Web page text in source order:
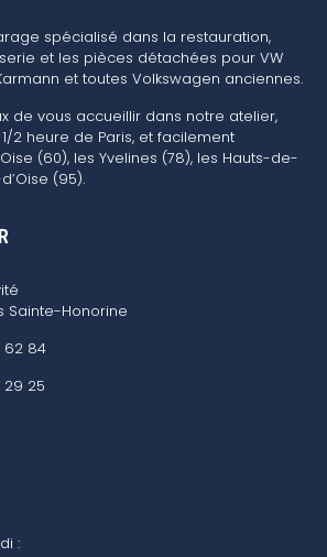
spécialisé dans la restauration,
et les pièces détachées pour VW
et toutes Volkswagen anciennes.
de vous accueillir dans notre atelier,
2 heure de Paris, et facilement
(60), les Yvelines (78), les Hauts-de-
(95).
Sainte-Honorine
62 84
25
: